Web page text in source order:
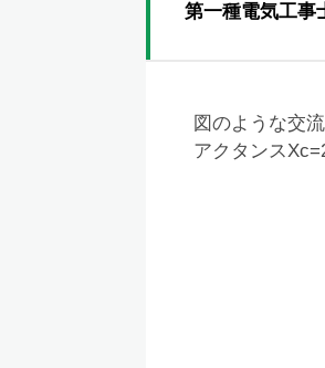
第一種電気工事
図のような交
アクタンス